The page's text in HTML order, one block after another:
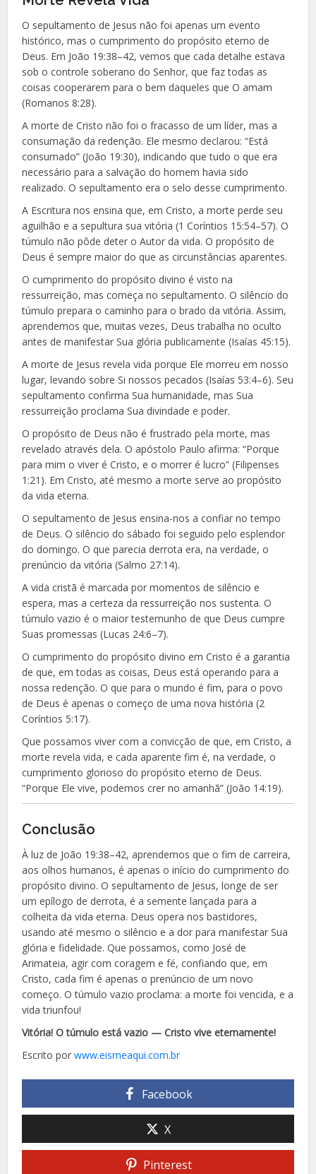
O sepultamento de Jesus não foi apenas um evento
histórico, mas o cumprimento do propósito eterno de
Deus. Em João 19:38–42, vemos que cada detalhe estava
sob o controle soberano do Senhor, que faz todas as
coisas cooperarem para o bem daqueles que O amam
(Romanos 8:28).
A morte de Cristo não foi o fracasso de um líder, mas a
consumação da redenção. Ele mesmo declarou: “Está
consumado” (João 19:30), indicando que tudo o que era
necessário para a salvação do homem havia sido
realizado. O sepultamento era o selo desse cumprimento.
A Escritura nos ensina que, em Cristo, a morte perde seu
aguilhão e a sepultura sua vitória (1 Coríntios 15:54–57). O
túmulo não pôde deter o Autor da vida. O propósito de
Deus é sempre maior do que as circunstâncias aparentes.
O cumprimento do propósito divino é visto na
ressurreição, mas começa no sepultamento. O silêncio do
túmulo prepara o caminho para o brado da vitória. Assim,
aprendemos que, muitas vezes, Deus trabalha no oculto
antes de manifestar Sua glória publicamente (Isaías 45:15).
A morte de Jesus revela vida porque Ele morreu em nosso
lugar, levando sobre Si nossos pecados (Isaías 53:4–6). Seu
sepultamento confirma Sua humanidade, mas Sua
ressurreição proclama Sua divindade e poder.
O propósito de Deus não é frustrado pela morte, mas
revelado através dela. O apóstolo Paulo afirma: “Porque
para mim o viver é Cristo, e o morrer é lucro” (Filipenses
1:21). Em Cristo, até mesmo a morte serve ao propósito
da vida eterna.
O sepultamento de Jesus ensina-nos a confiar no tempo
de Deus. O silêncio do sábado foi seguido pelo esplendor
do domingo. O que parecia derrota era, na verdade, o
prenúncio da vitória (Salmo 27:14).
A vida cristã é marcada por momentos de silêncio e
espera, mas a certeza da ressurreição nos sustenta. O
túmulo vazio é o maior testemunho de que Deus cumpre
Suas promessas (Lucas 24:6–7).
O cumprimento do propósito divino em Cristo é a garantia
de que, em todas as coisas, Deus está operando para a
nossa redenção. O que para o mundo é fim, para o povo
de Deus é apenas o começo de uma nova história (2
Coríntios 5:17).
Que possamos viver com a convicção de que, em Cristo, a
morte revela vida, e cada aparente fim é, na verdade, o
cumprimento glorioso do propósito eterno de Deus.
“Porque Ele vive, podemos crer no amanhã” (João 14:19).
Conclusão
À luz de João 19:38–42, aprendemos que o fim de carreira,
aos olhos humanos, é apenas o início do cumprimento do
propósito divino. O sepultamento de Jesus, longe de ser
um epílogo de derrota, é a semente lançada para a
colheita da vida eterna. Deus opera nos bastidores,
usando até mesmo o silêncio e a dor para manifestar Sua
glória e fidelidade. Que possamos, como José de
Arimateia, agir com coragem e fé, confiando que, em
Cristo, cada fim é apenas o prenúncio de um novo
começo. O túmulo vazio proclama: a morte foi vencida, e a
vida triunfou!
Vitória! O túmulo está vazio — Cristo vive eternamente!
Escrito porwww.eismeaqui.com.br
Facebook
X
Pinterest